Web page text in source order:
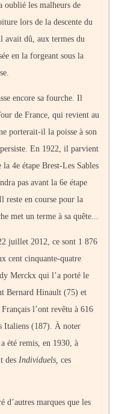
les malheurs de
lors de la descente du
avait dû, aux termes du
en la forgeant sous la
encore sa fourche. Il
de France, qui revient au
porterait-il la poisse à son
En 1922, il parvient
4e étape Brest-Les Sables
pas avant la 6e étape
reste en course pour la
met un terme à sa quête...
juillet 2012, ce sont 1 876
cent cinquante-quatre
Merckx qui l’a porté le
Bernard Hinault (75) et
l’ont revêtu à 616
Italiens (187). À noter
été remis, en 1930, à
des Individuels, ces
d’autres marques que les